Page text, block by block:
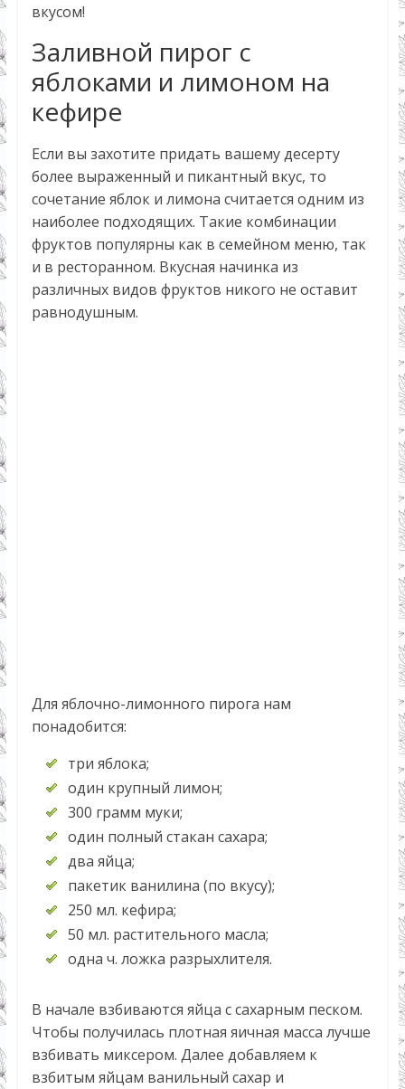
вкусом!
Заливной пирог с
яблоками и лимоном на
кефире
Если вы захотите придать вашему десерту
более выраженный и пикантный вкус, то
сочетание яблок и лимона считается одним из
наиболее подходящих. Такие комбинации
фруктов популярны как в семейном меню, так
и в ресторанном. Вкусная начинка из
различных видов фруктов никого не оставит
равнодушным.
Для яблочно-лимонного пирога нам
понадобится:
три яблока;
один крупный лимон;
300 грамм муки;
один полный стакан сахара;
два яйца;
пакетик ванилина (по вкусу);
250 мл. кефира;
50 мл. растительного масла;
одна ч. ложка разрыхлителя.
В начале взбиваются яйца с сахарным песком.
Чтобы получилась плотная яичная масса лучше
взбивать миксером. Далее добавляем к
взбитым яйцам ванильный сахар и